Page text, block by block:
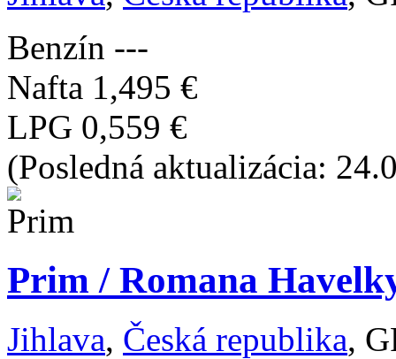
Benzín ---
Nafta 1,495 €
LPG 0,559 €
(Posledná aktualizácia:
Prim / Romana
Jihlava, Česká republika,